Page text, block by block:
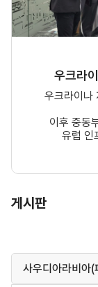
우크라
우크라이나
이후 중동
유럽 인
게시판
사우디아라비아(